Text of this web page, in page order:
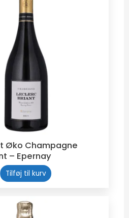
Øko Champagne
– Epernay
Tilføj til kurv